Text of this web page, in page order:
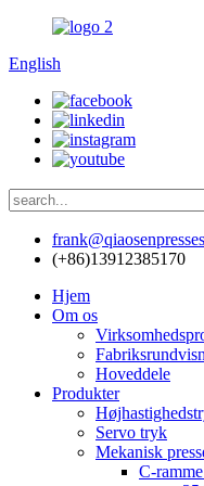
English
(+86)13912385170
Hjem
Om os
Hoveddele
Produkter
Servo tryk
Mekanisk
C-